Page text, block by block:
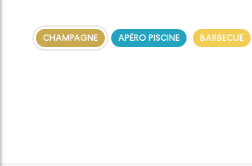
CHAMPAGNE APÉRO PISCINE BARBECUE